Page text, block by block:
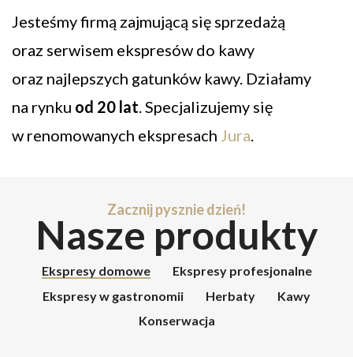
Jesteśmy firmą zajmującą się sprzedażą
oraz serwisem ekspresów do kawy
oraz najlepszych gatunków kawy. Działamy
na rynku od 20 lat. Specjalizujemy się
w renomowanych ekspresach Jura.
Zacznij pysznie dzień!
Nasze produkty
Ekspresy domowe
Ekspresy profesjonalne
Ekspresy w gastronomii
Herbaty
Kawy
Konserwacja